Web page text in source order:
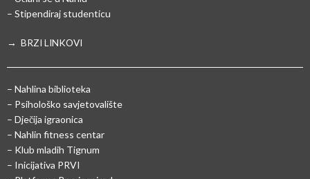
– Stipendiraj studenticu
→ BRZI LINKOVI
– Nahlina biblioteka
– Psihološko savjetovalište
– Dječija igraonica
– Nahlin fitness centar
– Klub mladih Tignum
– Inicijativa PRVI